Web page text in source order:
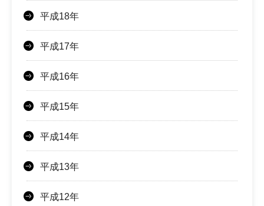
平成18年
平成17年
平成16年
平成15年
平成14年
平成13年
平成12年